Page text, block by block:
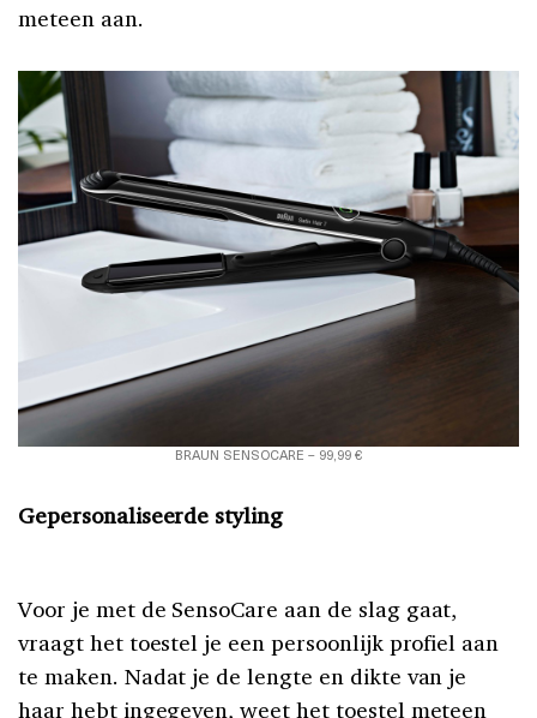
meteen aan.
BRAUN SENSOCARE – 99,99 €
Gepersonaliseerde styling
Voor je met de SensoCare aan de slag gaat,
vraagt het toestel je een persoonlijk profiel aan
te maken. Nadat je de lengte en dikte van je
haar hebt ingegeven, weet het toestel meteen